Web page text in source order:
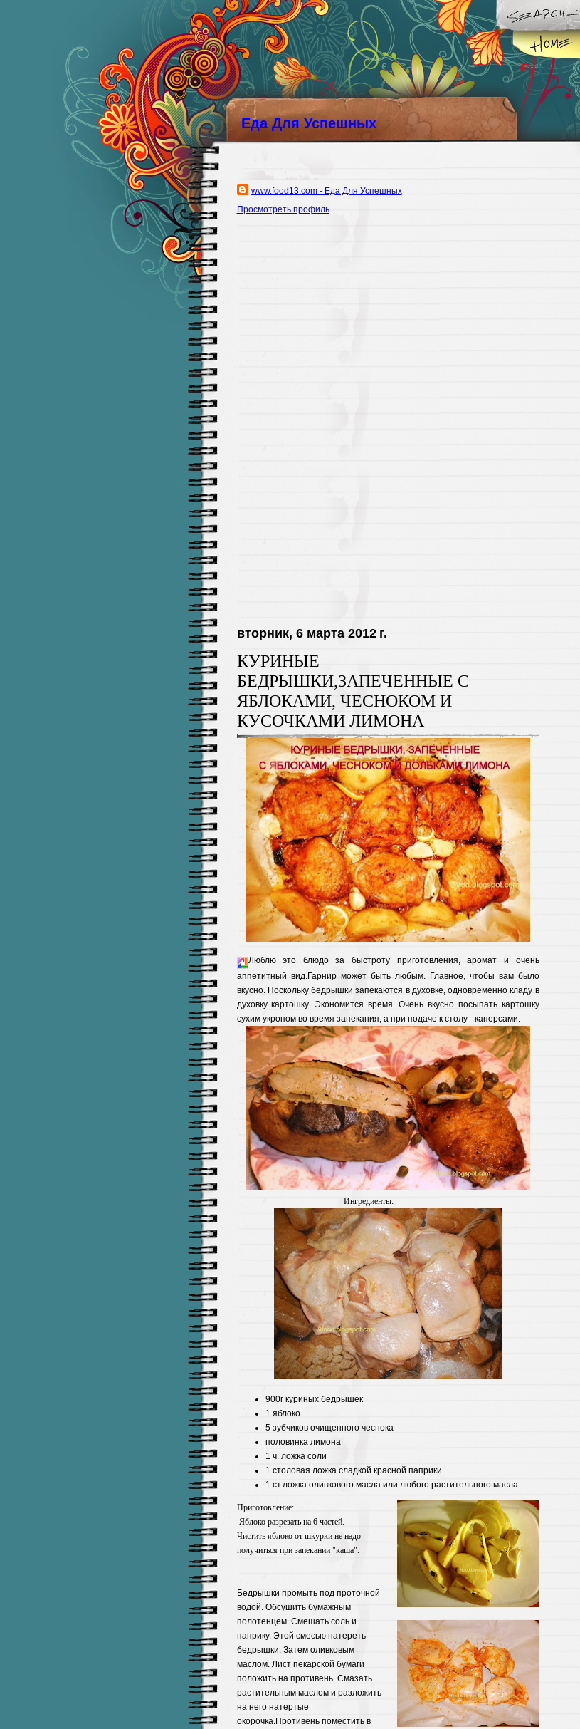
Еда Для Успешных
www.food13.com - Еда Для Успешных
Просмотреть профиль
вторник, 6 марта 2012 г.
КУРИНЫЕ
БЕДРЫШКИ,ЗАПЕЧЕННЫЕ С
ЯБЛОКАМИ, ЧЕСНОКОМ И
КУСОЧКАМИ ЛИМОНА
Люблю это блюдо за быстроту приготовления, аромат и очень
аппетитный вид.Гарнир может быть любым. Главное, чтобы вам было
вкусно. Поскольку бедрышки запекаются в духовке, одновременно кладу в
духовку картошку. Экономится время. Очень вкусно посыпать картошку
сухим укропом во время запекания, а при подаче к столу - каперсами.
Ингредиенты:
900г куриных бедрышек
1 яблоко
5 зубчиков очищенного чеснока
половинка лимона
1 ч. ложка соли
1 столовая ложка сладкой красной паприки
1 ст.ложка оливкового масла или любого растительного масла
Приготовление:
Яблоко разрезать на 6 частей.
Чистить яблоко от шкурки не надо-
получиться при запекании "каша".
Бедрышки промыть под проточной
водой. Обсушить бумажным
полотенцем. Смешать соль и
паприку. Этой смесью натереть
бедрышки. Затем оливковым
маслом. Лист пекарской бумаги
положить на противень. Смазать
растительным маслом и разложить
на него натертые
окорочка.Противень поместить в